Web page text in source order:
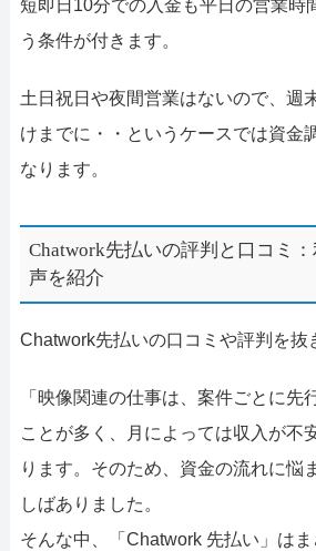
短即日10分での入金も平日の営業時
う条件が付きます。
土日祝日や夜間営業はないので、週
けまでに・・というケースでは資金
なります。
Chatwork先払いの評判と口コミ
声を紹介
Chatwork先払いの口コミや評判を抜
「映像関連の仕事は、案件ごとに先
ことが多く、月によっては収入が不
ります。そのため、資金の流れに悩
しばありました。
そんな中、「Chatwork 先払い」は